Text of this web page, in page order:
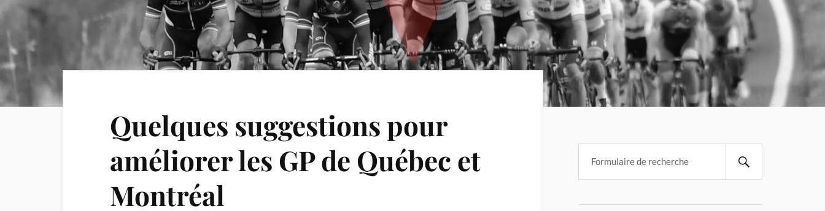
Quelques suggestions pour
améliorer les GP de Québec et
Montréal